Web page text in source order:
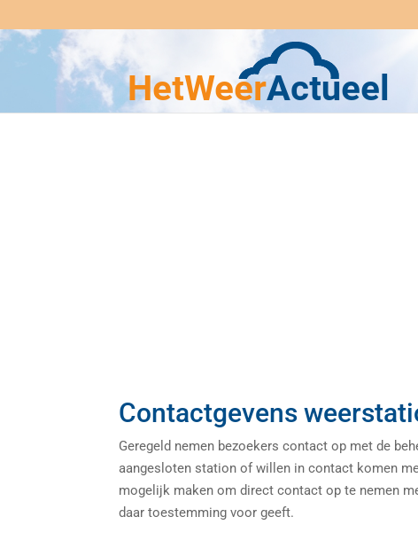
Contactgevens
Geregeld nemen bezoekers contact op met de
aangesloten station of willen in contact komen
mogelijk maken om direct contact op te nemen
daar toestemming voor geeft.